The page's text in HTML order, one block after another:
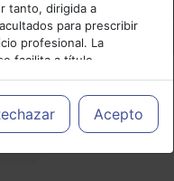
Cancelar
tanto, dirigida a
para prescribir
profesional. La
facilita a título
de los
y decidir, en
adecuado a lasAcepto
Coronavirus